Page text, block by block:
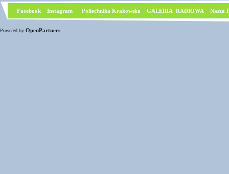
Facebook Instagram Poliechnika Krakowska GALERIA RADIOWA Nasza
Powered by OpenPartners